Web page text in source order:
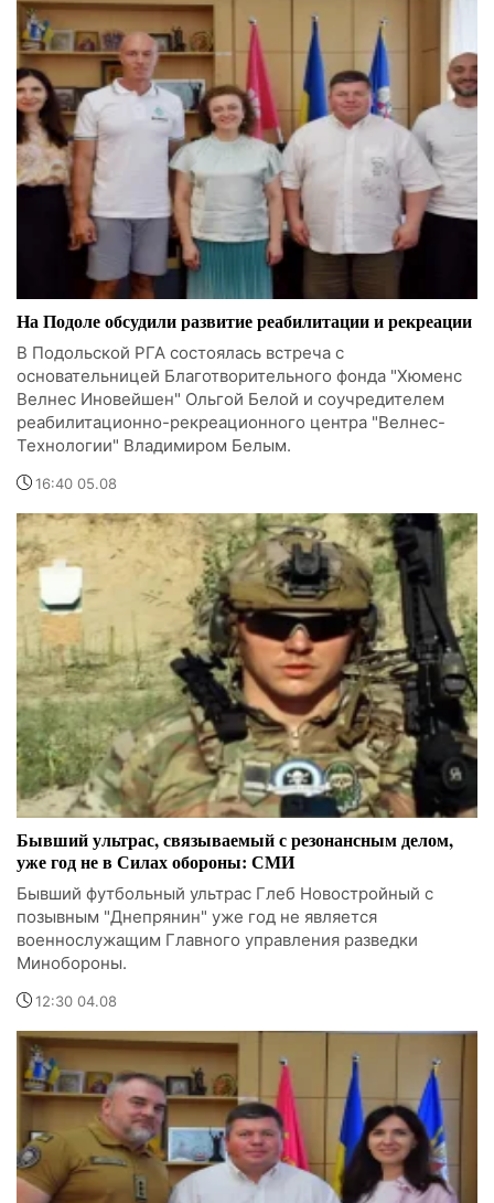
На Подоле обсудили развитие реабилитации и рекреации
В Подольской РГА состоялась встреча с
основательницей Благотворительного фонда "Хюменс
Велнес Иновейшен" Ольгой Белой и соучредителем
реабилитационно-рекреационного центра "Велнес-
Технологии" Владимиром Белым.
16:40 05.08
Бывший ультрас, связываемый с резонансным делом,
уже год не в Силах обороны: СМИ
Бывший футбольный ультрас Глеб Новостройный с
позывным "Днепрянин" уже год не является
военнослужащим Главного управления разведки
Минобороны.
12:30 04.08